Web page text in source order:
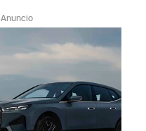
Anuncio